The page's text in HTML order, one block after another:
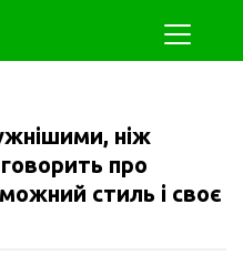
ніж
про
стиль і своє